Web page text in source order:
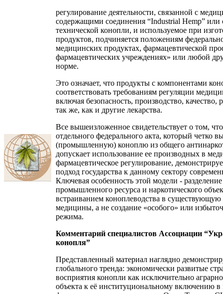
регулирование деятельности, связанной с
содержащими соединения “Industrial Hemp” или
технической конопли, и используемое при
продуктов, подчиняется положениям
медицинских продуктах, фармацевтической
фармацевтических учреждениях» или любой
норме.
Это означает, что продукты с компонентами
соответствовать требованиям регуляции
включая безопасность, производство, качество,
так же, как и другие лекарства.
Все вышеизложенное свидетельствует о том,
отдельного федерального акта, который четко
(промышленную) коноплю из общего
допускает использование ее производных в
фармацевтическое регулирование,
подход государства к данному сектору
Ключевая особенность этой модели -
промышленного ресурса и наркотического
встраиванием коноплеводства в существующую
медицины, а не создание «особого» или
режима.
Комментарий специалистов Ассоциации
конопля”
Представленный материал наглядно
глобального тренда: экономически развитые
восприятия конопли как исключительно
объекта к её институциональному включению